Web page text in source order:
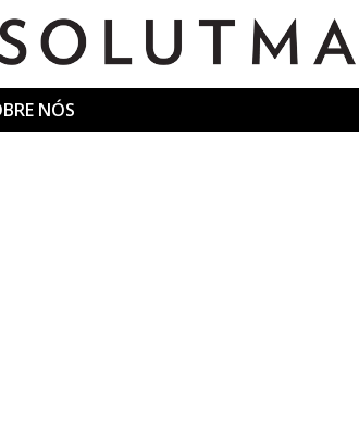
NÓS